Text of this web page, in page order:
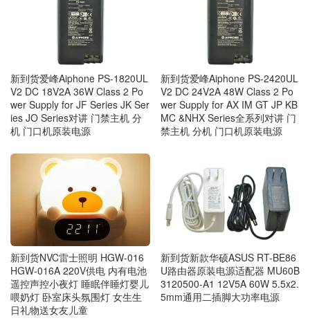
新到货爱峰Aiphone PS-1820UL
V2 DC 18V2A 36W Class 2 Po
wer Supply for JF Series JK Ser
ies JO Series对讲 门禁主机 分
机 门口机原装电源
新到货爱峰Aiphone PS-2420UL
V2 DC 24V2A 48W Class 2 Po
wer Supply for AX IM GT JP KB
MC &NHX Series全系列对讲 门
禁主机 分机 门口机原装电源
新到货NVC雷士照明 HGW‑016
HGW‑016A 220V供电 内有电池
遥控声控小夜灯 睡眠伴睡灯婴儿
喂奶灯 卧室床头氛围灯 女生生
日礼物送女友儿童
新到货新款华硕ASUS RT-BE86
U路由器原装电源适配器 MU60B
3120500-A1 12V5A 60W 5.5x2.
5mm通用二插脚大功率电源